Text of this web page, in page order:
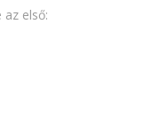
első: